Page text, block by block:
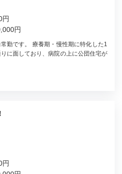
円
円
勤です。 療養期・慢性期に特化した1
に面しており、病院の上に公団住宅が
円